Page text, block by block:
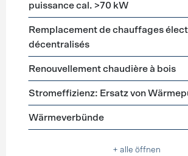
puissance cal. >70 kW
Remplacement de chauffages
décentralisés
Renouvellement chaudière à bois
Stromeffizienz: Ersatz von
Wärmeverbünde
+ alle öffnen